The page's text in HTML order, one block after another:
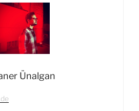
Ünalgan